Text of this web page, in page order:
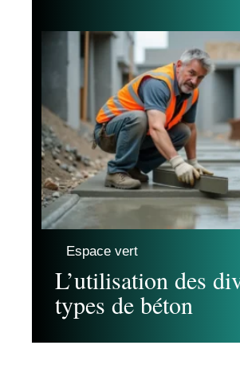
Espace vert
L’utilisation des
types de béton